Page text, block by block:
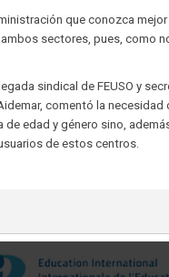
que conozca
sectores, pues, como
sindical de FEUSO y
comentó la
de edad y género sino,
de estos centros.